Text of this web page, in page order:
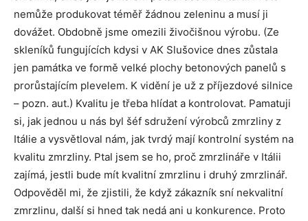
nemůže produkovat téměř žádnou zeleninu a musí ji
dovážet. Obdobně jsme omezili živočišnou výrobu. (Ze
skleníků fungujících kdysi v AK Slušovice dnes zůstala
jen památka ve formě velké plochy betonových panelů s
prorůstajícím plevelem. K vidění je už z příjezdové silnice
– pozn. aut.) Kvalitu je třeba hlídat a kontrolovat. Pamatuji
si, jak jednou u nás byl šéf sdružení výrobců zmrzliny z
Itálie a vysvětloval nám, jak tvrdý mají kontrolní systém na
kvalitu zmrzliny. Ptal jsem se ho, proč zmrzlináře v Itálii
zajímá, jestli bude mít kvalitní zmrzlinu i druhý zmrzlinář.
Odpověděl mi, že zjistili, že když zákazník sní nekvalitní
zmrzlinu, další si hned tak nedá ani u konkurence. Proto